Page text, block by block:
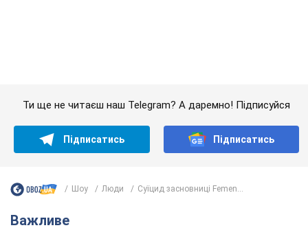
проблему джипінгу вирішують за кордоном
Україні не завадить взяти приклад із країн Європи